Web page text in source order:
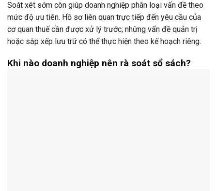
Soát xét sớm còn giúp doanh nghiệp phân loại vấn đề theo
mức độ ưu tiên. Hồ sơ liên quan trực tiếp đến yêu cầu của
cơ quan thuế cần được xử lý trước; những vấn đề quản trị
hoặc sắp xếp lưu trữ có thể thực hiện theo kế hoạch riêng.
Khi nào doanh nghiệp nên rà soát sổ sách?